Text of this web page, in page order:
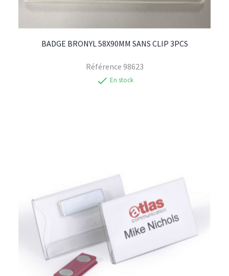
BADGE BRONYL 58X90MM SANS CLIP 3PCS
Référence 98623
check En stock